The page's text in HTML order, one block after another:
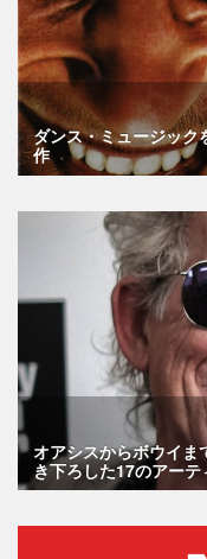
ダンス・ミュージック
作
オアシスからボウイま
き下ろした17のアー